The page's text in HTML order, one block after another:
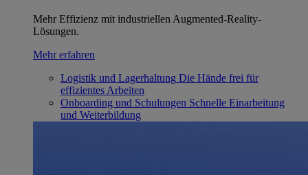
Mehr Effizienz mit industriellen Augmented-Reality-
Lösungen.
Mehr erfahren
Logistik und Lagerhaltung Die Hände frei für
effizientes Arbeiten
Onboarding und Schulungen Schnelle Einarbeitung
und Weiterbildung